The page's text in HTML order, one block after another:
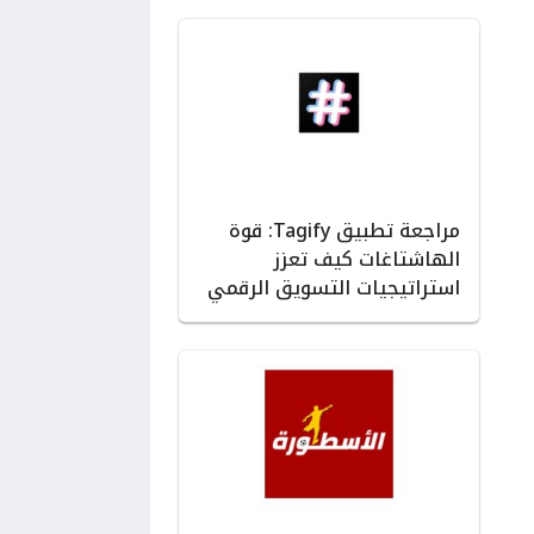
مراجعة تطبيق Tagify: قوة
الهاشتاغات كيف تعزز
استراتيجيات التسويق الرقمي